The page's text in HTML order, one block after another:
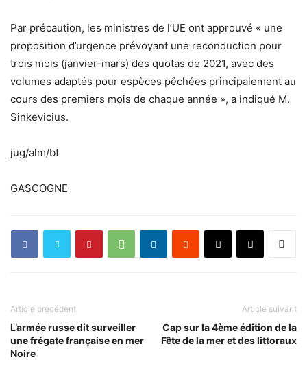
Par précaution, les ministres de l’UE ont approuvé « une
proposition d’urgence prévoyant une reconduction pour
trois mois (janvier-mars) des quotas de 2021, avec des
volumes adaptés pour espèces pêchées principalement au
cours des premiers mois de chaque année », a indiqué M.
Sinkevicius.
jug/alm/bt
GASCOGNE
Article précédent
L’armée russe dit surveiller
une frégate française en mer
Noire
Article suivant
Cap sur la 4ème édition de la
Fête de la mer et des littoraux